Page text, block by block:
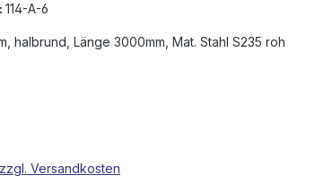
114-A-6
halbrund, Länge 3000mm, Mat. Stahl S235 roh
Versandkosten